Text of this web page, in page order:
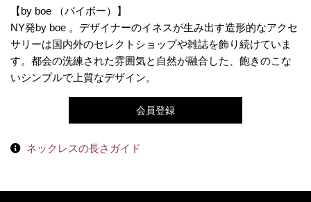
【by boe （バイボー）】
NY発by boe 。デザイナーのイネスが生み出す造形的なアクセ
サリーは国内外のセレクトショップや雑誌を飾り続けていま
す。都会の洗練された雰囲気と自然が融合した、飽きのこな
いシンプルで上質なデザイン。
会員登録
ネックレスの長さガイド